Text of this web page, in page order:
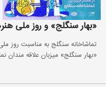
«بهار سنگلج» و روز ملی
تماشاخانه سنگلج به مناسبت روز
«بهار سنگلج» میزبان علاقه